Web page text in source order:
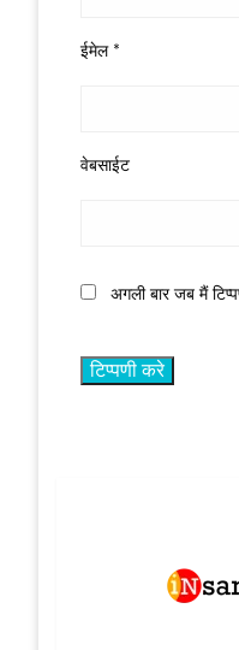
ईमेल *
वेबसाईट
अगली बार जब मैं